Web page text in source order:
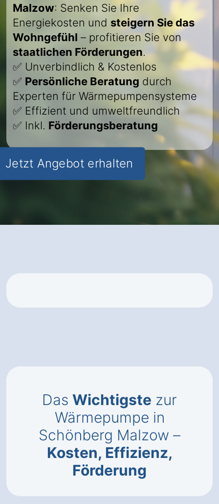
Malzow: Senken Sie Ihre
Energiekosten und steigern Sie das
Wohngefühl – profitieren Sie von
staatlichen Förderungen.
✅ Unverbindlich & Kostenlos
✅ Persönliche Beratung durch
Experten für Wärmepumpensysteme
✅ Effizient und umweltfreundlich
✅ Inkl. Förderungsberatung
Jetzt Angebot erhalten
Das Wichtigste zur
Wärmepumpe in
Schönberg Malzow –
Kosten, Effizienz,
Förderung